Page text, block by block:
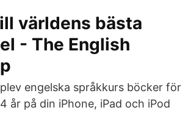
världens bästa
- The English
engelska språkkurs böcker för
år på din iPhone, iPad och iPod